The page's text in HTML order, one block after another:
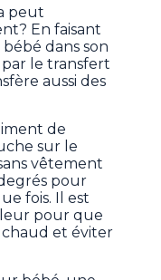
peut
En faisant
dans son
par le transfert
aussi des
de
sur le
vêtement
pour
fois. Il est
pour que
et éviter